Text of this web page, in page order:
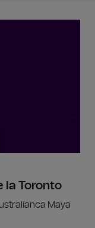
la Toronto
Maya